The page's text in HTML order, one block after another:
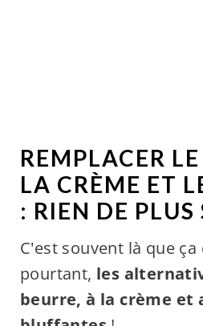
REMPLACER
LA CRÈME ET
: RIEN DE PLUS
C'est souvent là que ça
pourtant, les
beurre, à la crème et